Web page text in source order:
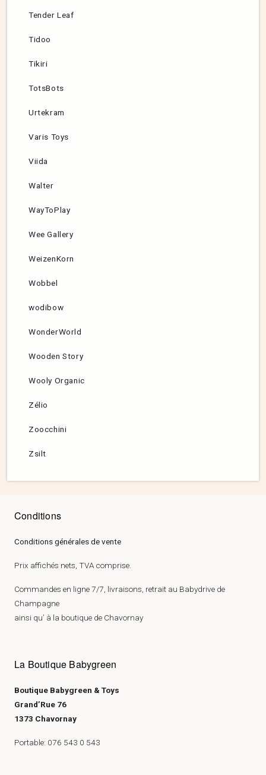
Tender Leaf
Tidoo
Tikiri
TotsBots
Urtekram
Varis Toys
Viida
Walter
WayToPlay
Wee Gallery
WeizenKorn
Wobbel
wodibow
WonderWorld
Wooden Story
Wooly Organic
Zélio
Zoocchini
Zsilt
Conditions
Conditions générales de vente
Prix affichés nets, TVA comprise.
Commandes en ligne 7/7, livraisons, retrait au Babydrive de
Champagne
ainsi qu’ à la boutique de Chavornay
La Boutique Babygreen
Boutique Babygreen & Toys
Grand’Rue 76
1373 Chavornay
Portable: 076 543 0 543